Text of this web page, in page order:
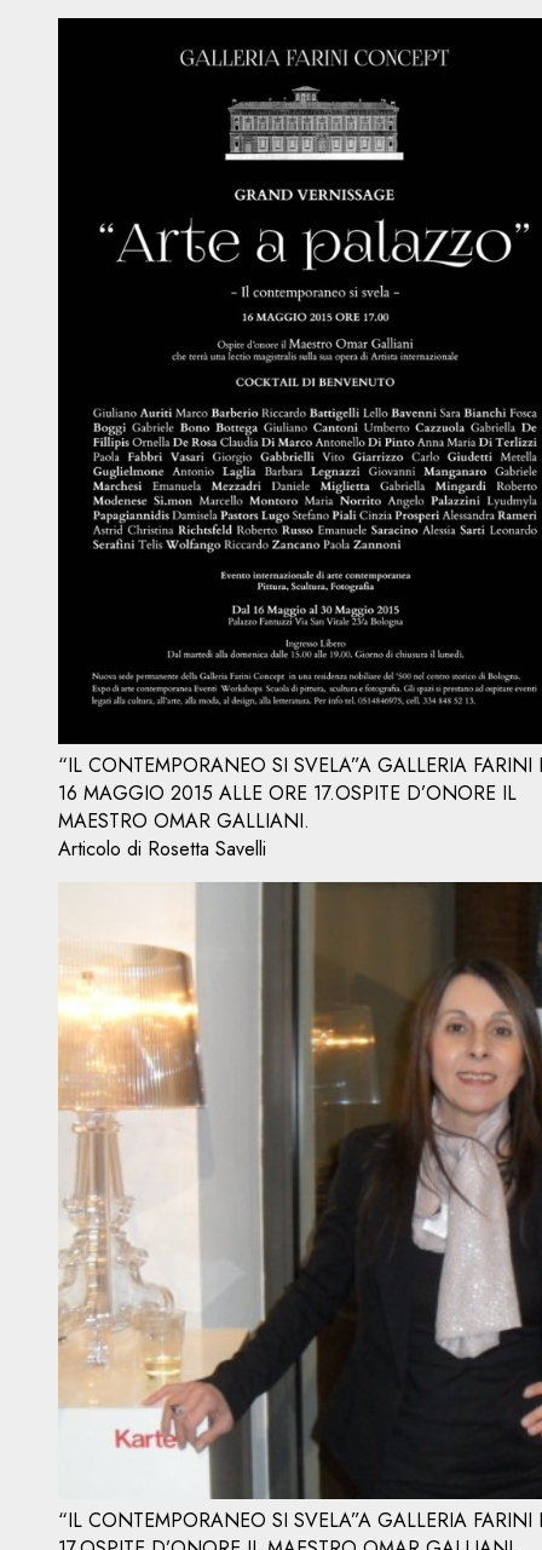
“IL CONTEMPORANEO SI SVELA”A GALLERIA FARINI
16 MAGGIO 2015 ALLE ORE 17.OSPITE D’ONORE IL
MAESTRO OMAR GALLIANI.
Articolo di Rosetta Savelli
“IL CONTEMPORANEO SI SVELA”A GALLERIA